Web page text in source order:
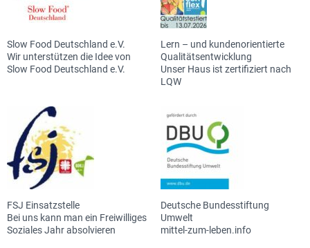
Slow Food Deutschland e.V.
Wir unterstützen die Idee von
Slow Food Deutschland e.V.
Lern – und kundenorientierte
Qualitätsentwicklung
Unser Haus ist zertifiziert nach
LQW
FSJ Einsatzstelle
Bei uns kann man ein Freiwilliges
Soziales Jahr absolvieren
Deutsche Bundesstiftung
Umwelt
mittel-zum-leben.info